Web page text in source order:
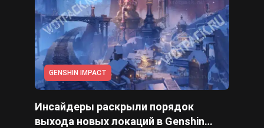
GENSHIN IMPACT
Инсайдеры раскрыли порядок
выхода новых локаций в Genshin